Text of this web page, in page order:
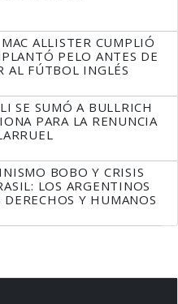
ALLISTER CUMPLIÓ
PELO ANTES DE
AL FÚTBOL INGLÉS
SE SUMÓ A BULLRICH
PARA LA RENUNCIA
BOBO Y CRISIS
LOS ARGENTINOS
DERECHOS Y HUMANOS